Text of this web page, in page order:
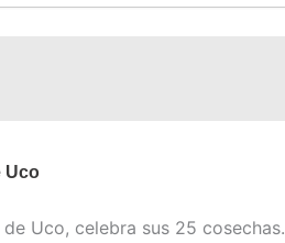
Uco
de Uco, celebra sus 25 cosechas.